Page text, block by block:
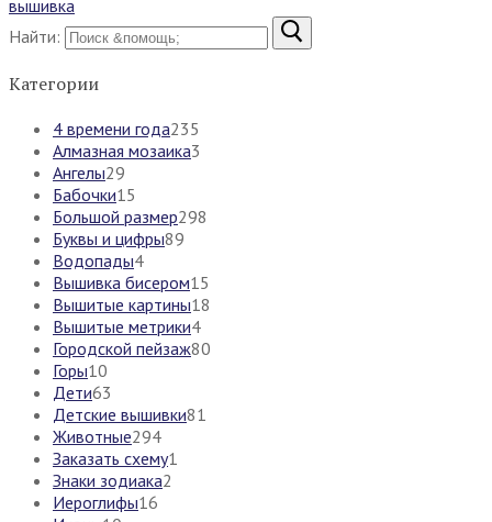
вышивка
Найти:
Категории
4 времени года235
Алмазная мозаика3
Ангелы29
Бабочки15
Большой размер298
Буквы и цифры89
Водопады4
Вышивка бисером15
Вышитые картины18
Вышитые метрики4
Городской пейзаж80
Горы10
Дети63
Детские вышивки81
Животные294
Заказать схему1
Знаки зодиака2
Иероглифы16